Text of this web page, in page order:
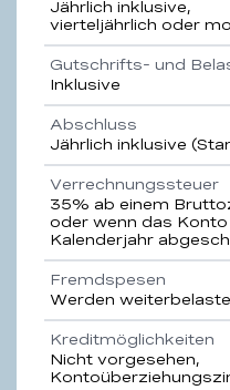
Jährlich inklusive,
vierteljährlich oder
Gutschrifts- und
Inklusive
Abschluss
Jährlich inklusive
Verrechnungssteuer
35% ab einem
oder wenn das
Kalenderjahr
Fremdspesen
Werden
Kreditmöglichkeiten
Nicht vorgesehen,